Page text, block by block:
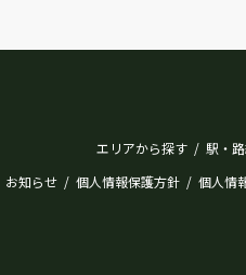
エリアから探す / 駅・
お知らせ / 個人情報保護方針 / 個人情